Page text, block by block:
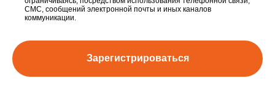
СМС, сообщений электронной почты и иных каналов
коммуникации.
Зарегистрироваться